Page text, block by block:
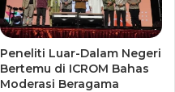
Peneliti Luar-Dalam Negeri
Bertemu di ICROM Bahas
Moderasi Beragama